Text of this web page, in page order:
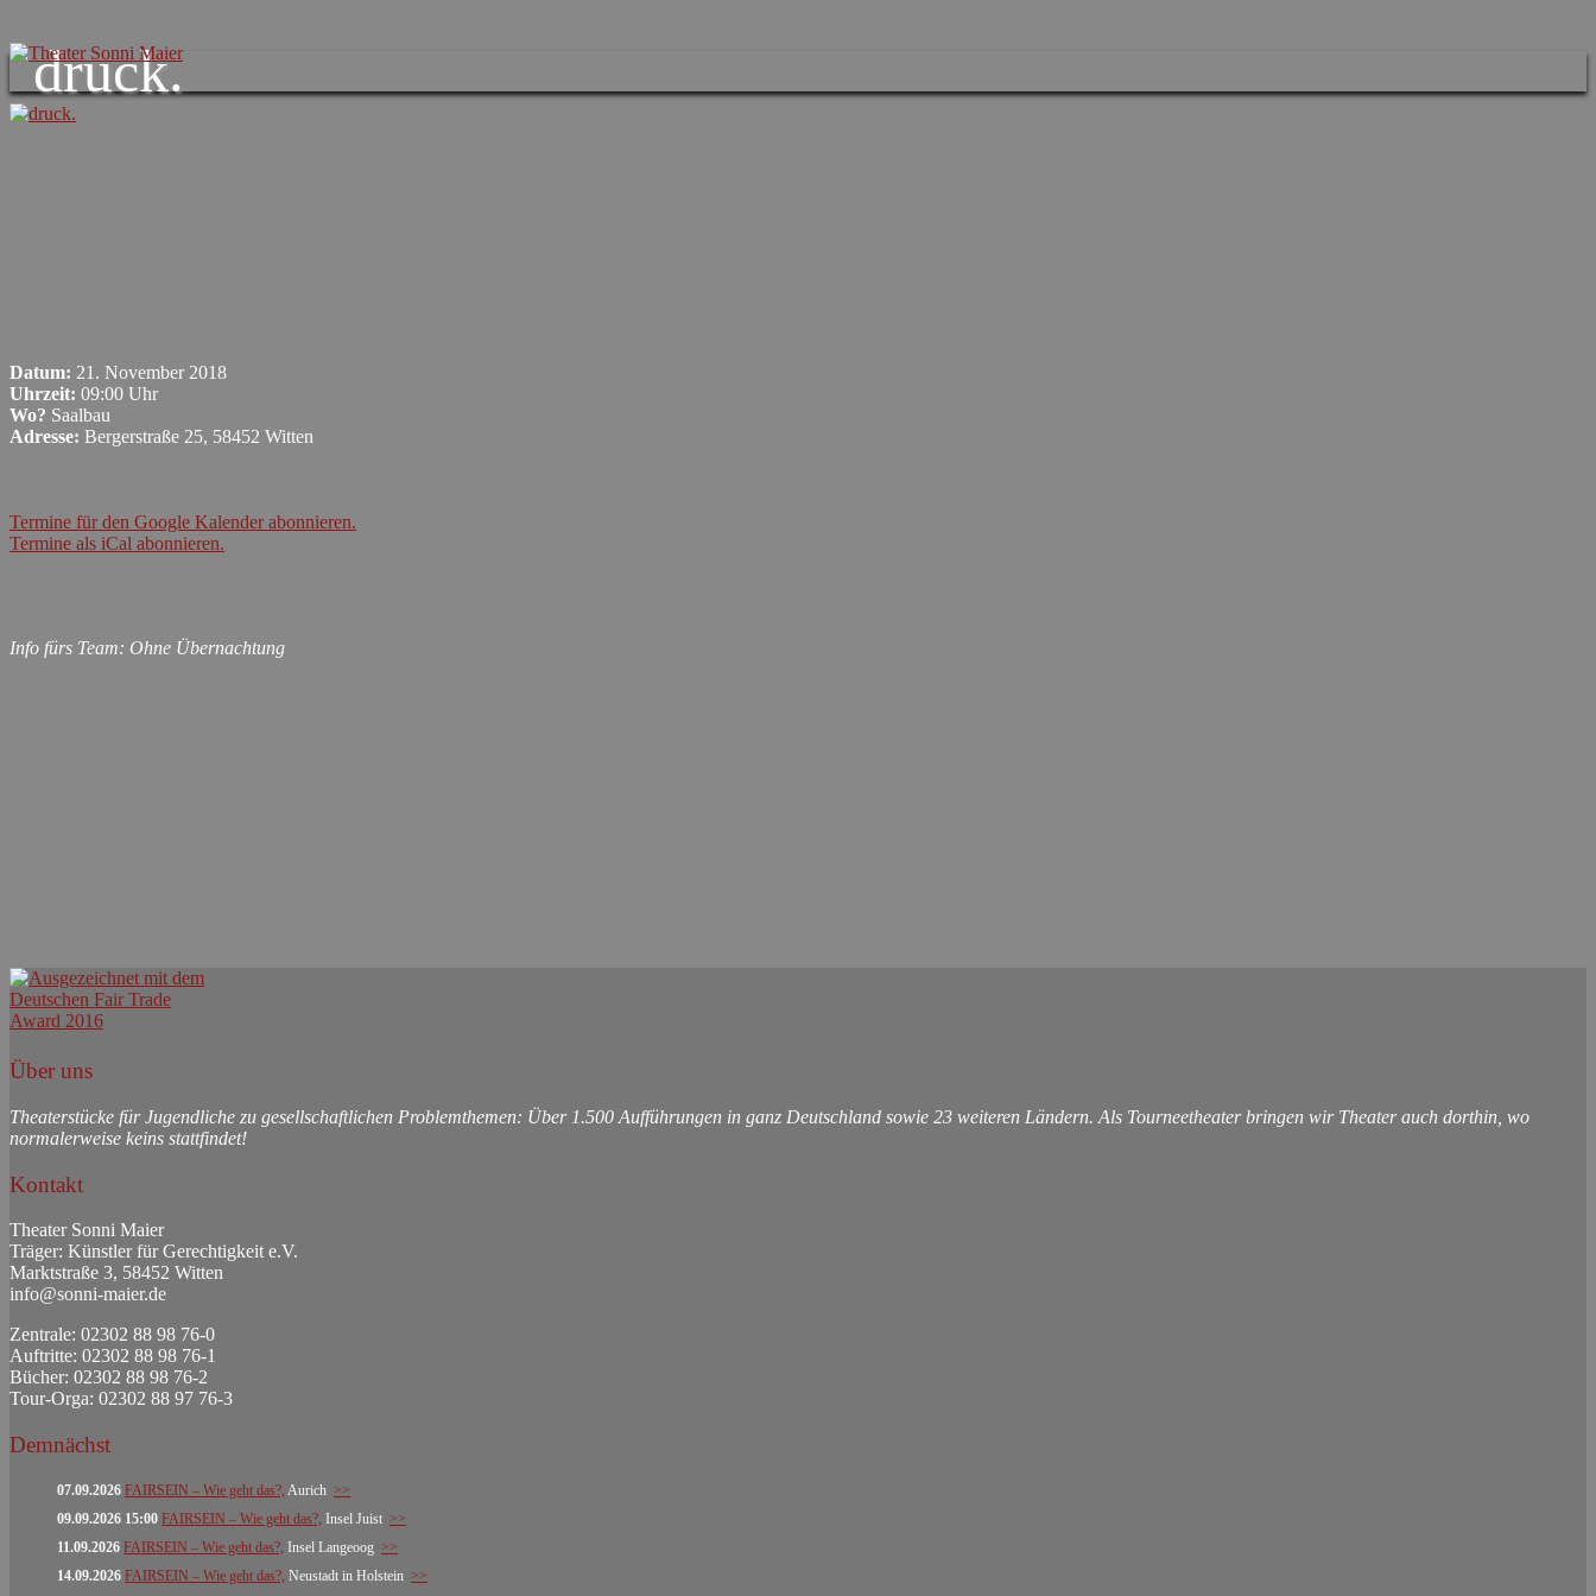
druck.
Datum: 21. November 2018
Uhrzeit: 09:00 Uhr
Wo? Saalbau
Adresse: Bergerstraße 25, 58452 Witten
Termine für den Google Kalender abonnieren.
Termine als iCal abonnieren.
Info fürs Team: Ohne Übernachtung
Über uns
Theaterstücke für Jugendliche zu gesellschaftlichen Problemthemen: Über 1.500 Aufführungen in ganz Deutschland sowie 23 weiteren Ländern. Als Tourneetheater bringen wir Theater auch dorthin, wo
normalerweise keins stattfindet!
Kontakt
Theater Sonni Maier
Träger: Künstler für Gerechtigkeit e.V.
Marktstraße 3, 58452 Witten
info@sonni-maier.de
Zentrale: 02302 88 98 76-0
Auftritte: 02302 88 98 76-1
Bücher: 02302 88 98 76-2
Tour-Orga: 02302 88 97 76-3
Demnächst
07.09.2026 FAIRSEIN – Wie geht das?, Aurich >>
09.09.2026 15:00 FAIRSEIN – Wie geht das?, Insel Juist >>
11.09.2026 FAIRSEIN – Wie geht das?, Insel Langeoog >>
14.09.2026 FAIRSEIN – Wie geht das?, Neustadt in Holstein >>